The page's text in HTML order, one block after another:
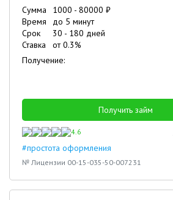
Сумма 1000 - 80000 ₽
Время
до 5 минут
Срок
30 - 180 дней
Ставка
от0.3%
Получение:
Получить займ
4.6
#простота оформления
№ Лицензии 00-15-035-50-007231